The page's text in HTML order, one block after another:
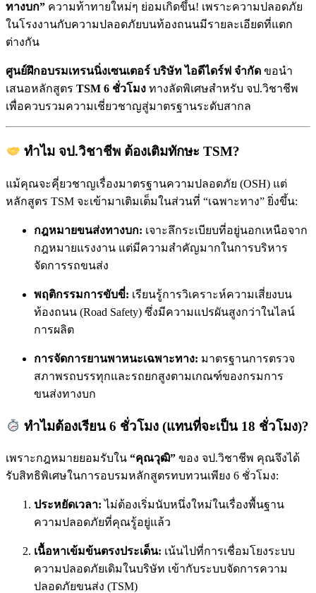
ทางบก” ความท้าทายใหม่ๆ ย่อมเกิดขึ้น! เพราะความปลอดภัย
ในโรงงานกับความปลอดภัยบนท้องถนนมีรายละเอียดที่แตก
ต่างกัน
ศูนย์ฝึกอบรมเทรนนิ่งเซนเตอร์ บริษัท ไอดีไดร์ฟ จำกัด ขอนำ
เสนอหลักสูตร TSM 6 ชั่วโมง ทางลัดพิเศษสำหรับ จป.วิชาชีพ
เพื่อควบรวมความเชี่ยวชาญสู่มาตรฐานระดับสากล
ทำไม จป.วิชาชีพ ต้องเติมทักษะ TSM?
แม้คุณจะคุี่ยวชาญเรื่องมาตรฐานความปลอดภัย (OSH) แต่
หลักสูตร TSM จะเข้ามาเติมเต็มในส่วนที่ “เฉพาะทาง” ยิ่งขึ้น:
กฎหมายขนส่งทางบก: เจาะลึกระเบียบที่อยู่นอกเหนือจาก
กฎหมายแรงงาน แต่มีความสำคัญมากในการบริหาร
จัดการรถขนส่ง
พฤติกรรมการขับขี่: เรียนรู้การวิเคราะห์ความเสี่ยงบน
ท้องถนน (Road Safety) ซึ่งมีความแปรผันสูงกว่าในไลน์
การผลิต
การจัดการยานพาหนะเฉพาะทาง: มาตรฐานการตรวจ
สภาพรถบรรทุกและรถยกสูงตามเกณฑ์ของกรมการ
ขนส่งทางบก
ทำไมต้องเรียน 6 ชั่วโมง (แทนที่จะเป็น 18 ชั่วโมง)?
เพราะกฎหมายยอมรับใน “คุณวุฒิ” ของ จป.วิชาชีพ คุณจึงได้
รับสิทธิพิเศษในการอบรมหลักสูตรทบทวนเพียง 6 ชั่วโมง:
ประหยัดเวลา: ไม่ต้องเริ่มนับหนึ่งใหม่ในเรื่องพื้นฐาน
ความปลอดภัยที่คุณรู้อยู่แล้ว
เนื้อหาเข้มข้นตรงประเด็น: เน้นไปที่การเชื่อมโยงระบบ
ความปลอดภัยเดิมในบริษัท เข้ากับระบบจัดการความ
ปลอดภัยขนส่ง (TSM)